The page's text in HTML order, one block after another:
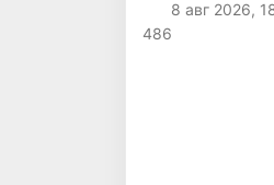
берилади
8 авг 2026,
486